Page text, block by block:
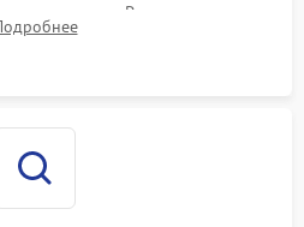
вентилятор. Ремонт или замена
при сбоях алгоритмов.